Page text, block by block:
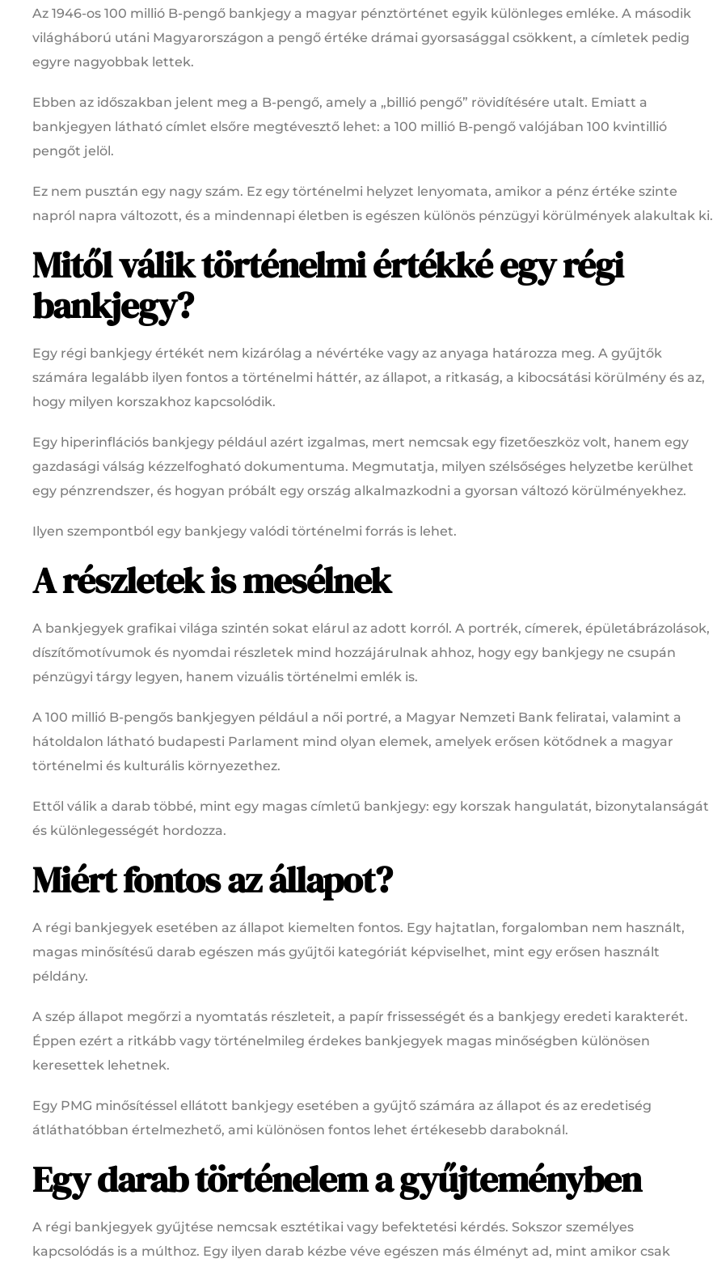
Az 1946-os 100 millió B-pengő bankjegy a magyar pénztörténet egyik különleges emléke. A második
világháború utáni Magyarországon a pengő értéke drámai gyorsasággal csökkent, a címletek pedig
egyre nagyobbak lettek.
Ebben az időszakban jelent meg a B-pengő, amely a „billió pengő” rövidítésére utalt. Emiatt a
bankjegyen látható címlet elsőre megtévesztő lehet: a 100 millió B-pengő valójában 100 kvintillió
pengőt jelöl.
Ez nem pusztán egy nagy szám. Ez egy történelmi helyzet lenyomata, amikor a pénz értéke szinte
napról napra változott, és a mindennapi életben is egészen különös pénzügyi körülmények alakultak ki.
Mitől válik történelmi értékké egy régi
bankjegy?
Egy régi bankjegy értékét nem kizárólag a névértéke vagy az anyaga határozza meg. A gyűjtők
számára legalább ilyen fontos a történelmi háttér, az állapot, a ritkaság, a kibocsátási körülmény és az,
hogy milyen korszakhoz kapcsolódik.
Egy hiperinflációs bankjegy például azért izgalmas, mert nemcsak egy fizetőeszköz volt, hanem egy
gazdasági válság kézzelfogható dokumentuma. Megmutatja, milyen szélsőséges helyzetbe kerülhet
egy pénzrendszer, és hogyan próbált egy ország alkalmazkodni a gyorsan változó körülményekhez.
Ilyen szempontból egy bankjegy valódi történelmi forrás is lehet.
A részletek is mesélnek
A bankjegyek grafikai világa szintén sokat elárul az adott korról. A portrék, címerek, épületábrázolások,
díszítőmotívumok és nyomdai részletek mind hozzájárulnak ahhoz, hogy egy bankjegy ne csupán
pénzügyi tárgy legyen, hanem vizuális történelmi emlék is.
A 100 millió B-pengős bankjegyen például a női portré, a Magyar Nemzeti Bank feliratai, valamint a
hátoldalon látható budapesti Parlament mind olyan elemek, amelyek erősen kötődnek a magyar
történelmi és kulturális környezethez.
Ettől válik a darab többé, mint egy magas címletű bankjegy: egy korszak hangulatát, bizonytalanságát
és különlegességét hordozza.
Miért fontos az állapot?
A régi bankjegyek esetében az állapot kiemelten fontos. Egy hajtatlan, forgalomban nem használt,
magas minősítésű darab egészen más gyűjtői kategóriát képviselhet, mint egy erősen használt
példány.
A szép állapot megőrzi a nyomtatás részleteit, a papír frissességét és a bankjegy eredeti karakterét.
Éppen ezért a ritkább vagy történelmileg érdekes bankjegyek magas minőségben különösen
keresettek lehetnek.
Egy PMG minősítéssel ellátott bankjegy esetében a gyűjtő számára az állapot és az eredetiség
átláthatóbban értelmezhető, ami különösen fontos lehet értékesebb daraboknál.
Egy darab történelem a gyűjteményben
A régi bankjegyek gyűjtése nemcsak esztétikai vagy befektetési kérdés. Sokszor személyes
kapcsolódás is a múlthoz. Egy ilyen darab kézbe véve egészen más élményt ad, mint amikor csak